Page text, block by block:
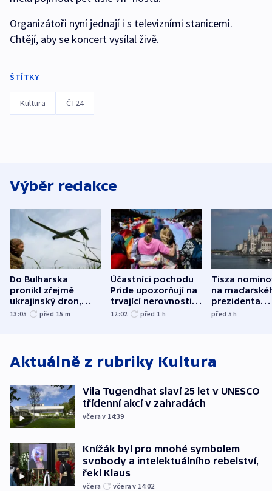
Organizátoři nyní jednají i s televizními stanicemi.
Chtějí, aby se koncert vysílal živě.
ŠTÍTKY
Kultura ČT24
Výběr redakce
Do Bulharska
pronikl zřejmě
ukrajinský dron,
explodoval kilometr
13:05 před 15 m
Účastníci pochodu
Pride upozorňují na
trvající nerovnosti i
společenskou
12:02 před 1 h
Tisza
na
prezidenta
bývalého
před 5h
Aktuálně z rubriky Kultura
Vila Tugendhat slaví 25 let v UNESCO
třídenní akcí v zahradách
včera v 14:39
Knížák byl pro mnohé symbolem
svobody a intelektuálního rebelství,
řekl Klaus
včera včera v 14:02